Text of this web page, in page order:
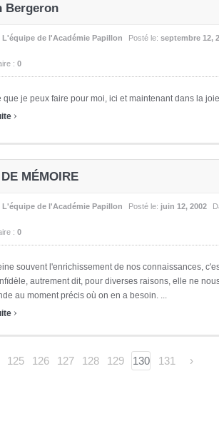
Bergeron
L'équipe de l'Académie Papillon Posté le: septembre 12,
: 0
que je peux faire pour moi, ici et maintenant dans la
›
MÉMOIRE
L'équipe de l'Académie Papillon Posté le: juin 12, 2002
: 0
souvent l'enrichissement de nos connaissances,
autrement dit, pour diverses raisons, elle ne
au moment précis où on en a besoin. ...
›
125 126 127 128 129 130 131 ›